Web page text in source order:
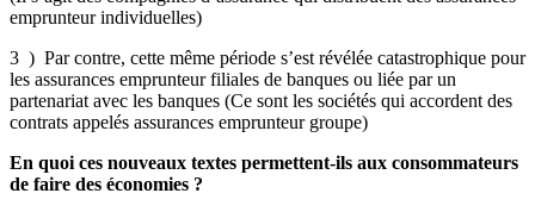
emprunteur individuelles)
3 ) Par contre, cette même période s’est révélée catastrophique pour
les assurances emprunteur filiales de banques ou liée par un
partenariat avec les banques (Ce sont les sociétés qui accordent des
contrats appelés assurances emprunteur groupe)
En quoi ces nouveaux textes permettent-ils aux consommateurs
de faire des économies ?